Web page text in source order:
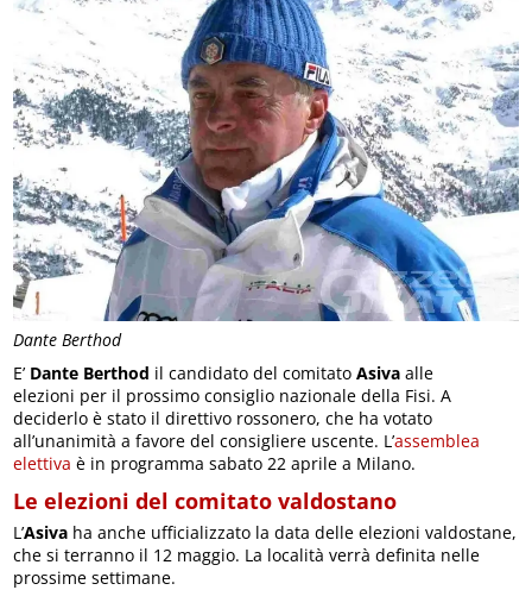
Dante Berthod
E’ Dante Berthod il candidato del comitatoAsiva alle
elezioni per il prossimo consiglio nazionale della Fisi. A
deciderlo è stato il direttivo rossonero, che ha votato
all’unanimità a favore del consigliere uscente. L’assemblea
elettiva è in programma sabato 22 aprile a Milano.
Le elezioni del comitato valdostano
L’Asiva ha anche ufficializzato la data delle elezioni valdostane,
che si terranno il 12 maggio. La località verrà definita nelle
prossime settimane.